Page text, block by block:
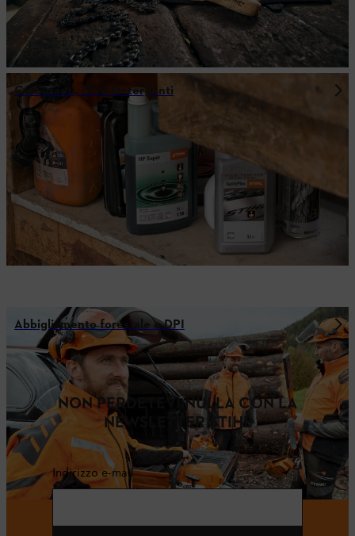
Carburanti, Oli e Detergenti
Abbigliamento forestale e DPI
NON PERDETEVI NULLA CON LA
NEWSLETTER STIHL
Indirizzo e-mail